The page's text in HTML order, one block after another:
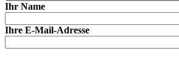
Ihr Name
Ihre E-Mail-Adresse